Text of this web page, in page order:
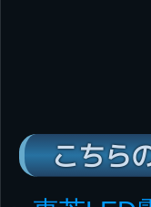
こちら